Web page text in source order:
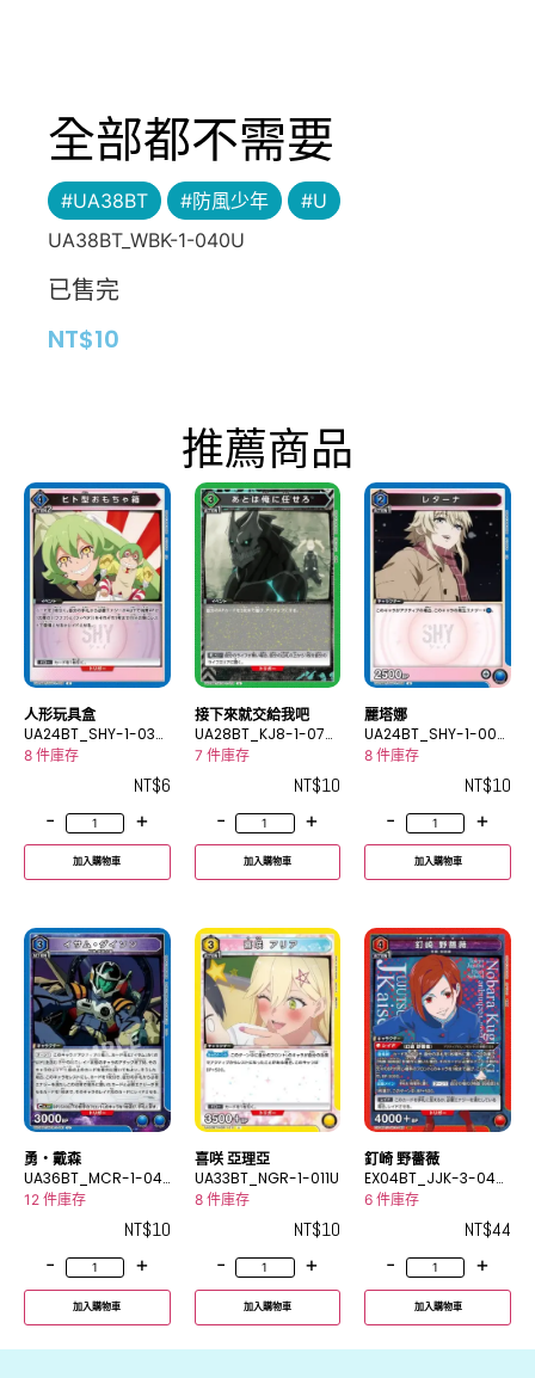
全部都不需要
#UA38BT #防風少年
#U
UA38BT_WBK-1-040U
已售完
NT$10
推薦商品
人形玩具盒
UA24BT_SHY-1-039
C
8 件庫存
NT$6
-
+
加入購物車
接下來就交給我吧
UA28BT_KJ8-1-074
U
7 件庫存
NT$10
-
+
加入購物車
麗塔娜
UA24BT_SHY-1-008
U
8 件庫存
NT$10
-
+
加入購物車
勇・戴森
UA36BT_MCR-1-041
U
12 件庫存
NT$10
-
+
加入購物車
喜咲 亞理亞
UA33BT_NGR-1-011U
8 件庫存
NT$10
-
+
加入購物車
釘崎 野薔薇
EX04BT_JJK-3-049
SR
6 件庫存
NT$44
-
+
加入購物車